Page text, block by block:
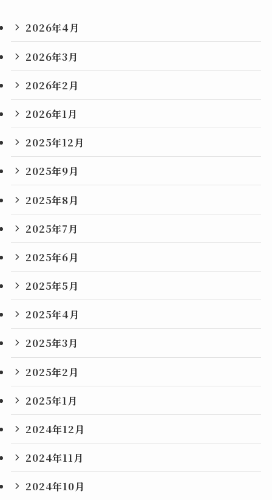
2026年4月
2026年3月
2026年2月
2026年1月
2025年12月
2025年9月
2025年8月
2025年7月
2025年6月
2025年5月
2025年4月
2025年3月
2025年2月
2025年1月
2024年12月
2024年11月
2024年10月